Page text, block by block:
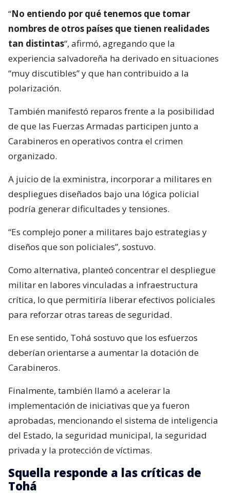
“No entiendo por qué tenemos que tomar
nombres de otros países que tienen realidades
tan distintas“, afirmó, agregando que la
experiencia salvadoreña ha derivado en situaciones
“muy discutibles” y que han contribuido a la
polarización.
También manifestó reparos frente a la posibilidad
de que las Fuerzas Armadas participen junto a
Carabineros en operativos contra el crimen
organizado.
A juicio de la exministra, incorporar a militares en
despliegues diseñados bajo una lógica policial
podría generar dificultades y tensiones.
“Es complejo poner a militares bajo estrategias y
diseños que son policiales”, sostuvo.
Como alternativa, planteó concentrar el despliegue
militar en labores vinculadas a infraestructura
crítica, lo que permitiría liberar efectivos policiales
para reforzar otras tareas de seguridad.
En ese sentido, Tohá sostuvo que los esfuerzos
deberían orientarse a aumentar la dotación de
Carabineros.
Finalmente, también llamó a acelerar la
implementación de iniciativas que ya fueron
aprobadas, mencionando el sistema de inteligencia
del Estado, la seguridad municipal, la seguridad
privada y la protección de víctimas.
Squella responde a las críticas de
Tohá